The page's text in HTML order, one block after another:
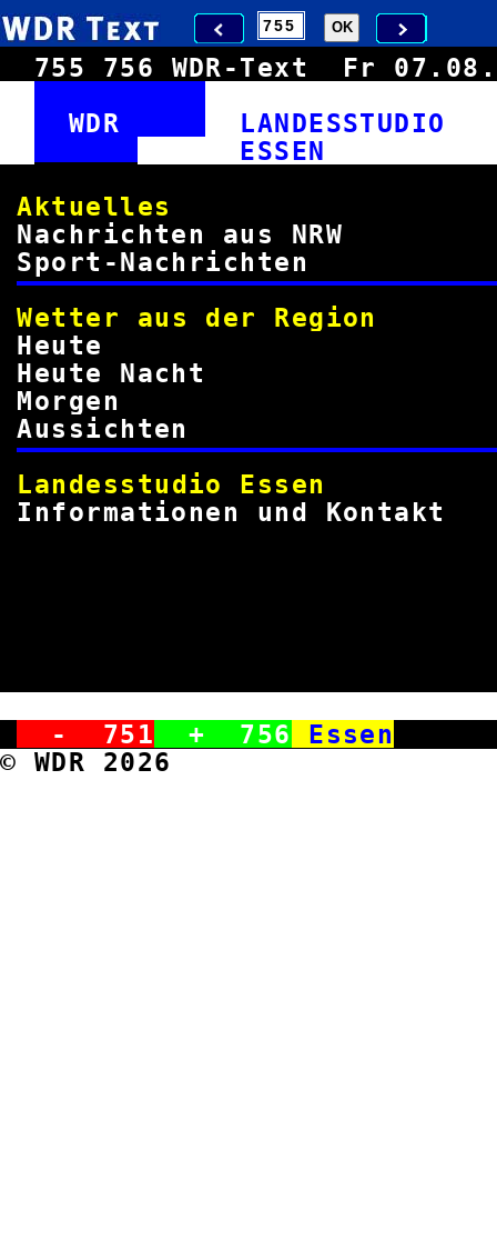
755 756 WDR-Text Fr
WDR
LANDESSTUDIO
Nachrichten aus
Sport-
Wetter aus der
Heute
Landesstudio
Informationen und
- 751 + 756
Essen
© WDR 2026